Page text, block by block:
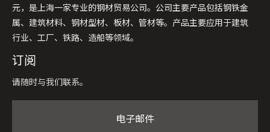
元，是上海一家专业的钢材贸易公司。公司主要产品包括钢铁金
属、建筑材料、钢材型材、板材、管材等。产品主要应用于建筑
行业、工厂、铁路、造船等领域。
订阅
请随时与我们联系。
电子邮件